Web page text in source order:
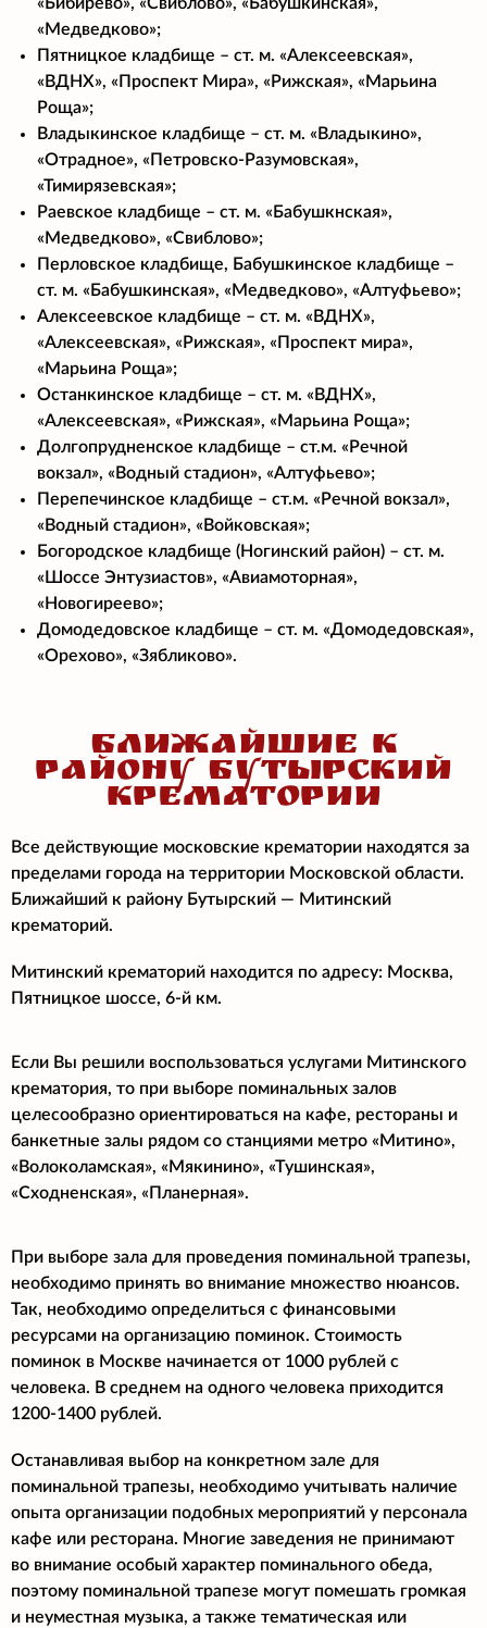
«Медведково»;
Пятницкое кладбище – ст. м. «Алексеевская»,
«ВДНХ», «Проспект Мира», «Рижская», «Марьина
Роща»;
Владыкинское кладбище – ст. м. «Владыкино»,
«Отрадное», «Петровско-Разумовская»,
«Тимирязевская»;
Раевское кладбище – ст. м. «Бабушкнская»,
«Медведково», «Свиблово»;
Перловское кладбище, Бабушкинское кладбище –
ст. м. «Бабушкинская», «Медведково», «Алтуфьево»;
Алексеевское кладбище – ст. м. «ВДНХ»,
«Алексеевская», «Рижская», «Проспект мира»,
«Марьина Роща»;
Останкинское кладбище – ст. м. «ВДНХ»,
«Алексеевская», «Рижская», «Марьина Роща»;
Долгопрудненское кладбище – ст.м. «Речной
вокзал», «Водный стадион», «Алтуфьево»;
Перепечинское кладбище – ст.м. «Речной вокзал»,
«Водный стадион», «Войковская»;
Богородское кладбище (Ногинский район) – ст. м.
«Шоссе Энтузиастов», «Авиамоторная»,
«Новогиреево»;
Домодедовское кладбище – ст. м. «Домодедовская»,
«Орехово», «Зябликово».
БЛИЖАЙШИЕ К
РАЙОНУ БУТЫРСКИЙ
КРЕМАТОРИИ
Все действующие московские крематории находятся за
пределами города на территории Московской области.
Ближайший к району Бутырский — Митинский
крематорий.
Митинский крематорий находится по адресу: Москва,
Пятницкое шоссе, 6-й км.
Если Вы решили воспользоваться услугами Митинского
крематория, то при выборе поминальных залов
целесообразно ориентироваться на кафе, рестораны и
банкетные залы рядом со станциями метро «Митино»,
«Волоколамская», «Мякинино», «Тушинская»,
«Сходненская», «Планерная».
При выборе зала для проведения поминальной трапезы,
необходимо принять во внимание множество нюансов.
Так, необходимо определиться с финансовыми
ресурсами на организацию поминок. Стоимость
поминок в Москве начинается от 1000 рублей с
человека. В среднем на одного человека приходится
1200-1400 рублей.
Останавливая выбор на конкретном зале для
поминальной трапезы, необходимо учитывать наличие
опыта организации подобных мероприятий у персонала
кафе или ресторана. Многие заведения не принимают
во внимание особый характер поминального обеда,
поэтому поминальной трапезе могут помешать громкая
и неуместная музыка, а также тематическая или